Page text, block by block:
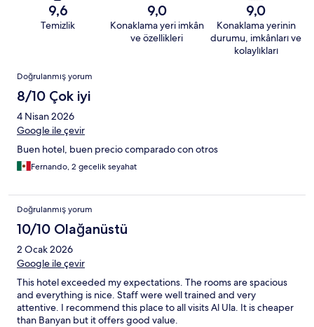
9,6
Temizlik
9,0
Konaklama yeri imkân
ve özellikleri
9,0
Konaklama yerinin
durumu, imkânları ve
kolaylıkları
Yorumlar
Doğrulanmış yorum
8/10 Çok iyi
4 Nisan 2026
Google ile çevir
Buen hotel, buen precio comparado con otros
Fernando, 2 gecelik seyahat
Doğrulanmış yorum
10/10 Olağanüstü
2 Ocak 2026
Google ile çevir
This hotel exceeded my expectations. The rooms are spacious
and everything is nice. Staff were well trained and very
attentive. I recommend this place to all visits Al Ula. It is cheaper
than Banyan but it offers good value.